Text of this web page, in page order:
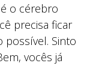
o cérebro
precisa ficar
possível. Sinto
vocês já